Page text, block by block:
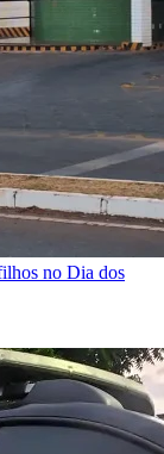
no Dia dos